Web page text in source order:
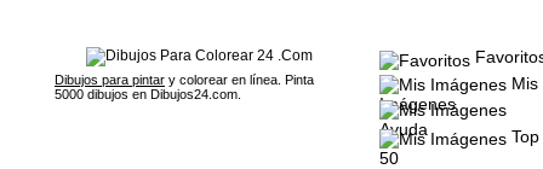
Dibujos para pintar y colorear en línea. Pinta
5000 dibujos en Dibujos24.com.
Mis
Imágenes
Ayuda
Top
50